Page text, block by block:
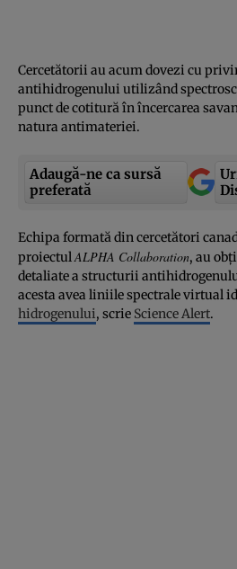
Cercetătorii au acum dovezi cu
antihidrogenului utilizând
punct de cotitură în încercarea
natura antimateriei.
Adaugă-ne ca sursă
preferată
Echipa formată din cercetători
proiectulALPHA Collaboration, au
detaliate a structurii
acesta avea liniile spectrale virtual
hidrogenului, scrie Science Alert.